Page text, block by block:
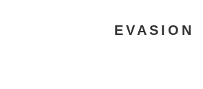
EVASION